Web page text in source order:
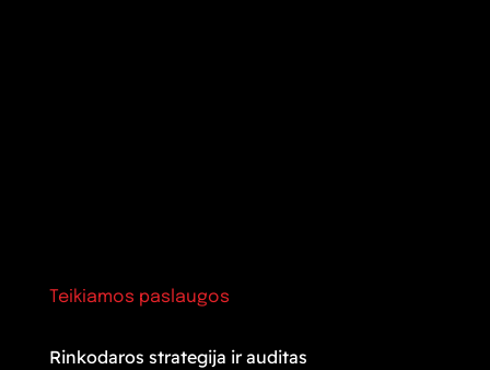
Teikiamos paslaugos
Rinkodaros strategija ir auditas